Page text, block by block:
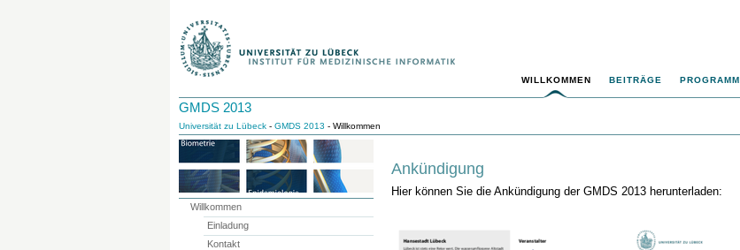
WILLKOMMEN BEITRÄGE PROGRAMM
GMDS 2013
Universität zu Lübeck - GMDS 2013 - Willkommen
Ankündigung
Hier können Sie die Ankündigung der GMDS 2013 herunterladen:
Willkommen
Einladung
Kontakt